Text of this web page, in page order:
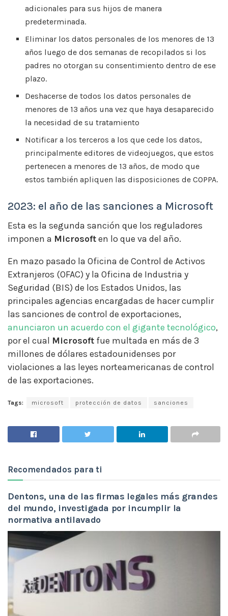
adicionales para sus hijos de manera
predeterminada.
Eliminar los datos personales de los menores de 13
años luego de dos semanas de recopilados si los
padres no otorgan su consentimiento dentro de ese
plazo.
Deshacerse de todos los datos personales de
menores de 13 años una vez que haya desaparecido
la necesidad de su tratamiento
Notificar a los terceros a los que cede los datos,
principalmente editores de videojuegos, que estos
pertenecen a menores de 13 años, de modo que
estos también apliquen las disposiciones de COPPA.
2023: el año de las sanciones a Microsoft
Esta es la segunda sanción que los reguladores
imponen a Microsoften lo que va del año.
En mazo pasado la Oficina de Control de Activos
Extranjeros (OFAC) y la Oficina de Industria y
Seguridad (BIS) de los Estados Unidos, las
principales agencias encargadas de hacer cumplir
las sanciones de control de exportaciones,
anunciaron un acuerdo con el gigante tecnológico,
por el cual Microsoft fue multada en más de 3
millones de dólares estadounidenses por
violaciones a las leyes norteamericanas de control
de las exportaciones.
Tags: microsoft protección de datos sanciones
Recomendados para ti
Dentons, una de las firmas legales más grandes
del mundo, investigada por incumplir la
normativa antilavado